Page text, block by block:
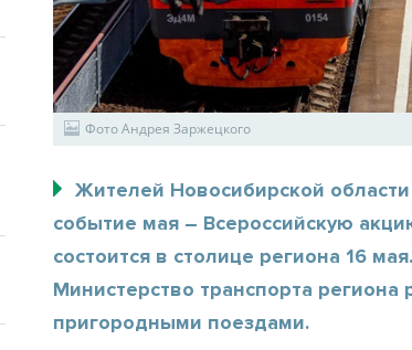
Фото Андрея Заржецкого
Жителей Новосибирской
событие мая – Всероссийскую
состоится в столице региона 16
Министерство транспорта региона
пригородными поездами.